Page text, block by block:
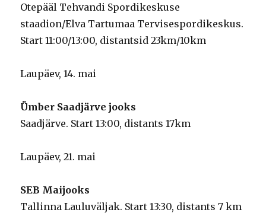
Otepääl Tehvandi Spordikeskuse
staadion/Elva Tartumaa Tervisespordikeskus.
Start 11:00/13:00, distantsid 23km/10km
Laupäev, 14. mai
Ümber Saadjärve jooks
Saadjärve. Start 13:00, distants 17km
Laupäev, 21. mai
SEB Maijooks
Tallinna Lauluväljak. Start 13:30, distants 7 km